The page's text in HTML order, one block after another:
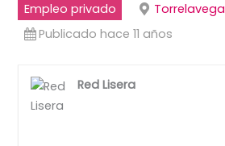
Empleo privado
Torrelavega
Publicado hace 11 años
Red Lisera